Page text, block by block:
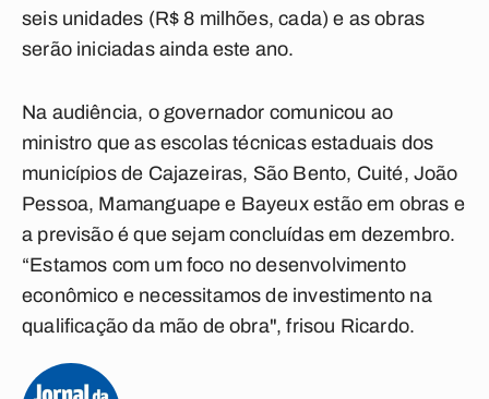
seis unidades (R$ 8 milhões, cada) e as obras
serão iniciadas ainda este ano.
Na audiência, o governador comunicou ao
ministro que as escolas técnicas estaduais dos
municípios de Cajazeiras, São Bento, Cuité, João
Pessoa, Mamanguape e Bayeux estão em obras e
a previsão é que sejam concluídas em dezembro.
“Estamos com um foco no desenvolvimento
econômico e necessitamos de investimento na
qualificação da mão de obra", frisou Ricardo.